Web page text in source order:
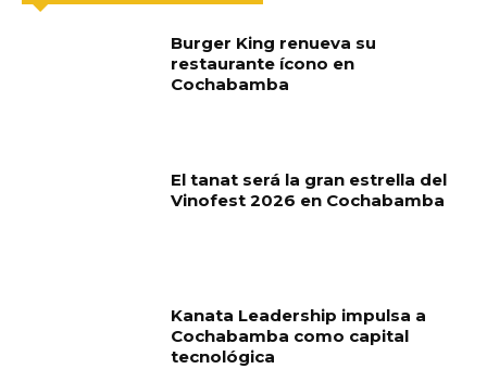
Burger King renueva su
restaurante ícono en
Cochabamba
El tanat será la gran estrella del
Vinofest 2026 en Cochabamba
Kanata Leadership impulsa a
Cochabamba como capital
tecnológica